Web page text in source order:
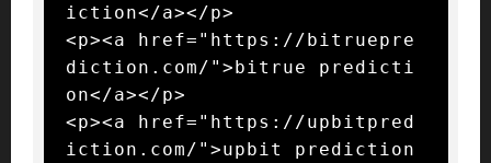
iction</a></p>
<p><a href="https://bitruepre
diction.com/">bitrue predicti
on</a></p>
<p><a href="https://upbitpred
iction.com/">upbit prediction